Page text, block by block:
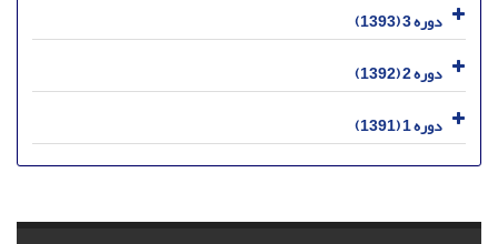
دوره 3 (1393)
دوره 2 (1392)
دوره 1 (1391)